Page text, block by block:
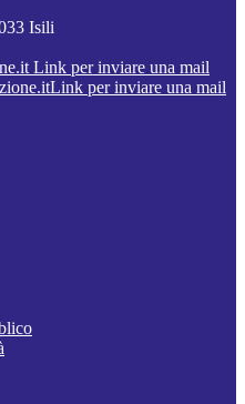
Isili
Link per inviare una mail
Link per inviare una mail